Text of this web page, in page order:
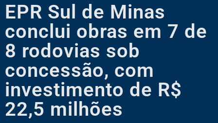
EPR Sul de Minas
conclui obras em 7 de
8 rodovias sob
concessão, com
investimento de R$
22,5 milhões